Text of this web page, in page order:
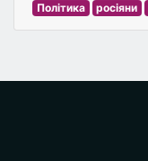
Політика росіяни